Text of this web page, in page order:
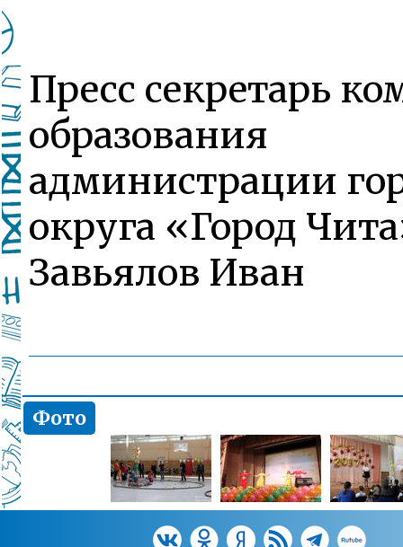
Пресс секретарь
образования
администрации
округа «Город
Завьялов Иван
Фото